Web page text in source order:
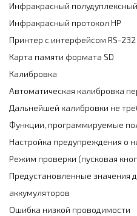
Инфракрасный
Инфракрасный протокол HP
Принтер с интерфейсом RS-232
Карта памяти формата SD
Калибровка
Автоматическая калибровка
Дальнейшей калибровки не
Функции, программируемые
Настройка предупреждения о
Режим проверки (пусковая
Предустановленные значения
аккумуляторов
Ошибка низкой проводимости